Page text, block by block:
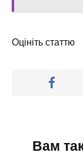
Оцініть статтю
Вам